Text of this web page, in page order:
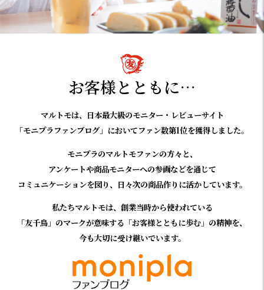
お客様とともに…
マルトモは、日本最大級のモニター・レビューサイト
「モニプラファンブログ」においてファン数第1位を獲得しました。
モニプラのマルトモファンの方々と、
アンケートや商品モニターへの参画などを通じて
コミュニケーションを図り、日々次の商品作りに活かしています。
私たちマルトモは、創業当時から使われている
「友千鳥」のマークが意味する「お客様とともに歩む」の精神を、
今も大切に受け継いでいます。